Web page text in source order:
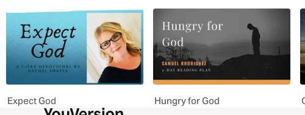
Expect God Hungry for God